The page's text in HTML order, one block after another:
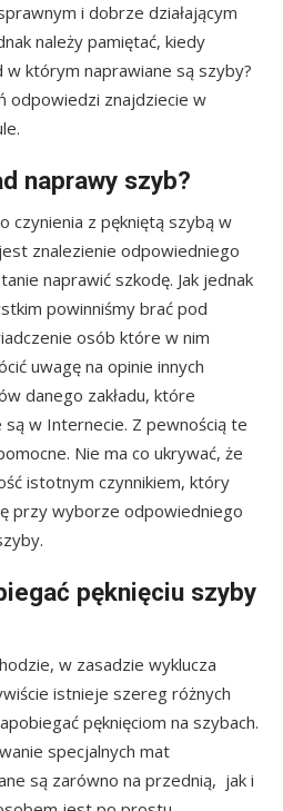
i dobrze działającym
należy pamiętać, kiedy
w którym naprawiane są szyby?
odpowiedzi znajdziecie w
naprawy szyb?
czynienia z pękniętą szybą w
znalezienie odpowiedniego
naprawić szkodę. Jak jednak
powinniśmy brać pod
osób które w nim
uwagę na opinie innych
danego zakładu, które
w Internecie. Z pewnością te
Nie ma co ukrywać, że
istotnym czynnikiem, który
przy wyborze odpowiedniego
pęknięciu szyby
w zasadzie wyklucza
istnieje szereg różnych
pęknięciom na szybach.
specjalnych mat
są zarówno na przednią, jak i